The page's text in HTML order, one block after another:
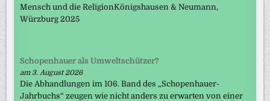
Mensch und die ReligionKönigshausen & Neumann,
Würzburg 2025
Schopenhauer als Umweltschützer?
am 3. August 2026
Die Abhandlungen im 106. Band des „Schopenhauer-
Jahrbuchs“ zeugen wie nicht anders zu erwarten von einer